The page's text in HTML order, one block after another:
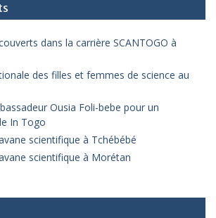
dans la carrière SCANTOGO à
des filles et femmes de science au
Ousia Foli-bebe pour un
In Togo
scientifique à Tchébébé
scientifique à Morétan